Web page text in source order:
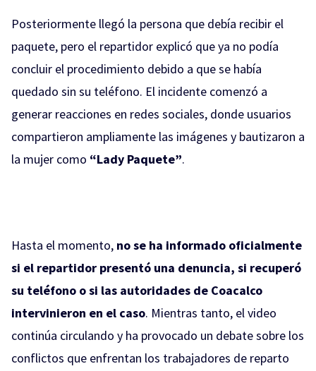
Posteriormente llegó la persona que debía recibir el
paquete, pero el repartidor explicó que ya no podía
concluir el procedimiento debido a que se había
quedado sin su teléfono. El incidente comenzó a
generar reacciones en redes sociales, donde usuarios
compartieron ampliamente las imágenes y bautizaron a
la mujer como “Lady Paquete”.
Hasta el momento, no se ha informado oficialmente
si el repartidor presentó una denuncia, si recuperó
su teléfono o si las autoridades de Coacalco
intervinieron en el caso. Mientras tanto, el video
continúa circulando y ha provocado un debate sobre los
conflictos que enfrentan los trabajadores de reparto